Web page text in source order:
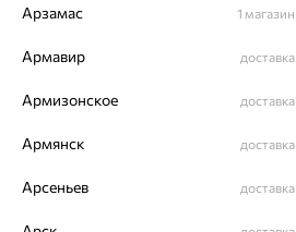
Кольцо,
аметрин,
STONES
86 671
Арзамас 1 магазин
Армавир доставка
Армизонское доставка
Армянск доставка
Арсеньев доставка